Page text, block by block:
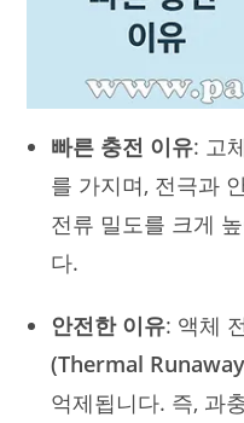
빠른 충전 이유: 고
를 가지며, 전극과
전류 밀도를 크게
다.
안전한 이유: 액체
(Thermal
억제됩니다. 즉, 과